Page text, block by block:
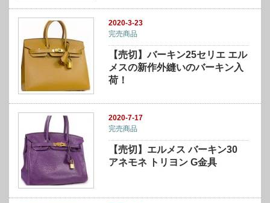
2020-3-23
完売商品
【売切】バーキン25セリエ エル
メスの新作外縫いのバーキン入
荷！
2020-7-17
完売商品
【売切】エルメス バーキン30
アネモネ トリヨン G金具